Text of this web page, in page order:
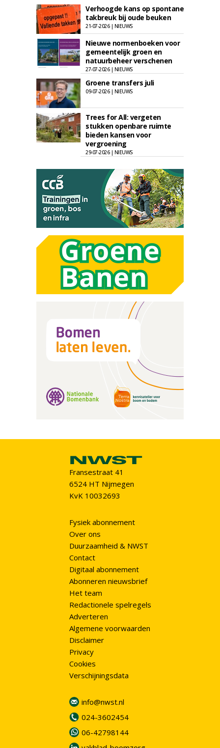
Verhoogde kans op spontane
takbreuk bij oude beuken
21-07-2026 | NIEUWS
Nieuwe normenboeken voor
gemeentelijk groen en
natuurbeheer verschenen
27-07-2026 | NIEUWS
Groene transfers juli
09-07-2026 | NIEUWS
Trees for All: vergeten
stukken openbare ruimte
bieden kansen voor
vergroening
29-07-2026 | NIEUWS
Fransestraat 41
6524 HT Nijmegen
KvK 10032693
Fysiek abonnement
Over ons
Duurzaamheid & NWST
Contact
Digitaal abonnement
Abonneren nieuwsbrief
Het team
Redactionele spelregels
Adverteren
Algemene voorwaarden
Disclaimer
Privacy
Cookies
Verschijningsdata
info@nwst.nl
024-3602454
06-42798144